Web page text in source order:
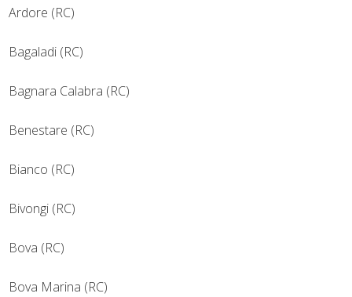
Ardore (RC)
Bagaladi (RC)
Bagnara Calabra (RC)
Benestare (RC)
Bianco (RC)
Bivongi (RC)
Bova (RC)
Bova Marina (RC)